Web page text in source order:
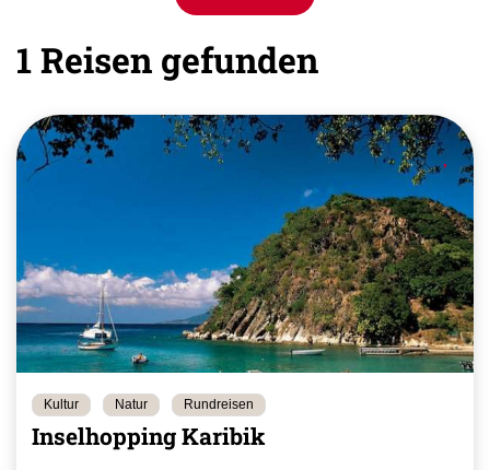
1 Reisen gefunden
Kultur Natur Rundreisen
Inselhopping Karibik